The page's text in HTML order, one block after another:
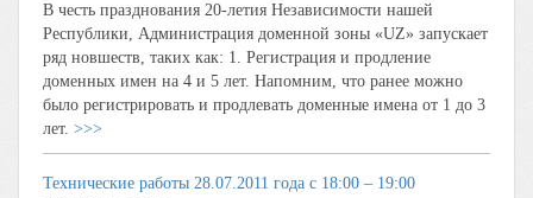
В честь празднования 20-летия Независимости нашей
Республики, Администрация доменной зоны «UZ» запускает
ряд новшеств, таких как: 1. Регистрация и продление
доменных имен на 4 и 5 лет. Напомним, что ранее можно
было регистрировать и продлевать доменные имена от 1 до 3
лет. >>>
Технические работы 28.07.2011 года с 18:00 – 19:00